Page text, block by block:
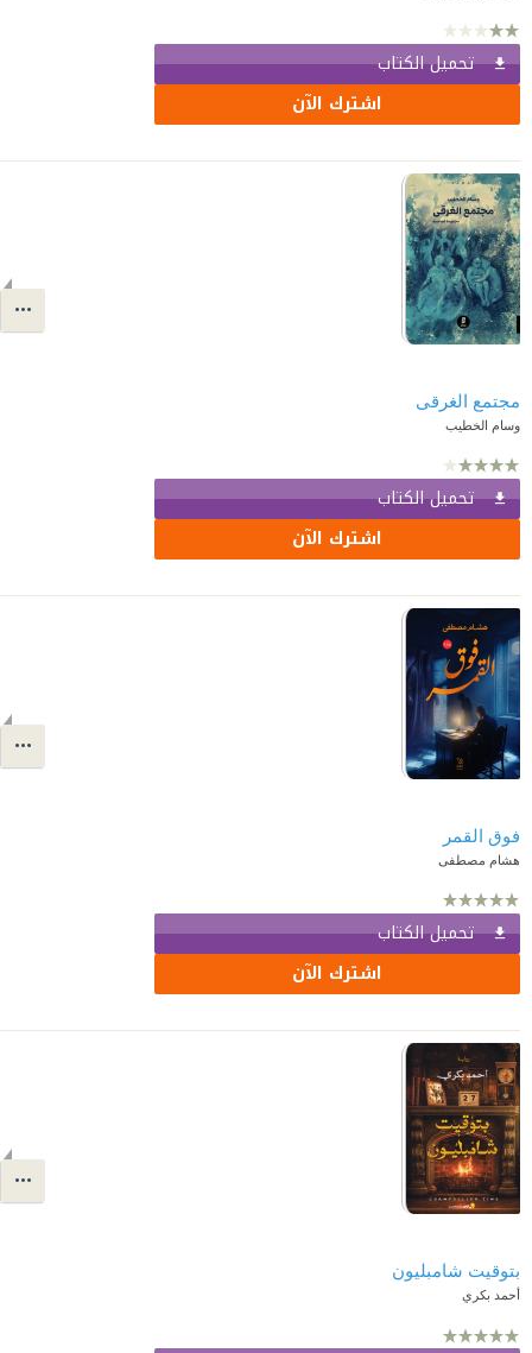
تحميل الكتاب
اشترك الآن
مجتمع الغرقى
وسام الخطيب
تحميل الكتاب
اشترك الآن
فوق القمر
هشام مصطفى
تحميل الكتاب
اشترك الآن
بتوقيت شامبليون
أحمد بكري